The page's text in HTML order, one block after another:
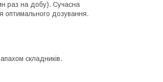
раз на добу). Сучасна
оптимального дозування.
складників.